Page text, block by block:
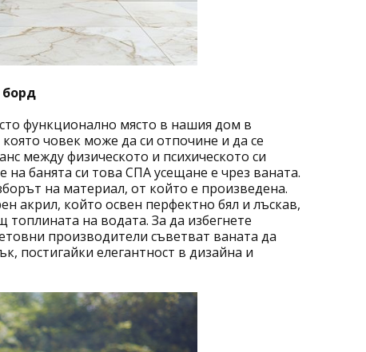
борд
функционално място в нашия дом в
човек може да си отпочине и да се
между физическото и психическото си
банята си това СПА усещане е чрез ваната.
на материал, от който е произведена.
акрил, който освен перфектно бял и лъскав,
на водата. За да избегнете
производители съветват ваната да
постигайки елегантност в дизайна и